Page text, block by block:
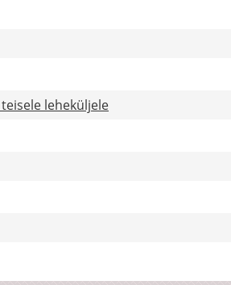
leheküljele